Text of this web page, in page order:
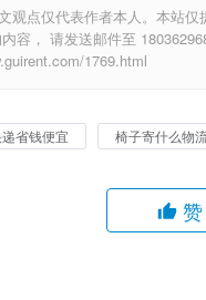
观点仅代表作者本人。本站
容， 请发送邮件至
1769.html
省钱便宜 椅子寄什么物
赞